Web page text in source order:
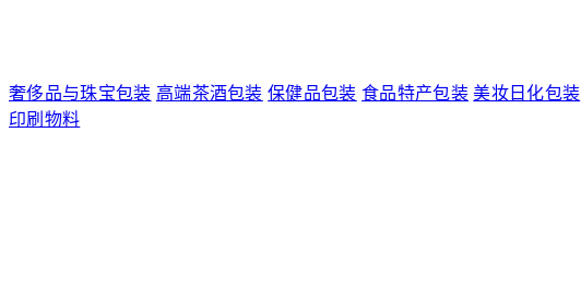
奢侈品与珠宝包装 高端茶酒包装 保健品包装 食品特产包装 美妆日化包装
印刷物料